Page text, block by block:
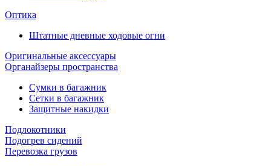
Оптика
Штатные дневные ходовые огни
Оригинальные аксессуары
Органайзеры пространства
Сумки в багажник
Сетки в багажник
Защитные накидки
Подлокотники
Подогрев сидений
Перевозка грузов